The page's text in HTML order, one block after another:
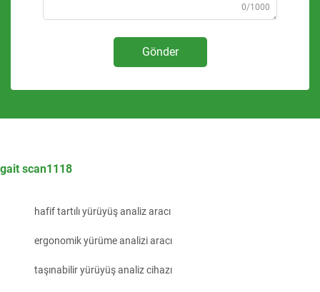
0/1000
Gönder
gait scan1118
hafif tartılı yürüyüş analiz aracı
ergonomik yürüme analizi aracı
taşınabilir yürüyüş analiz cihazı